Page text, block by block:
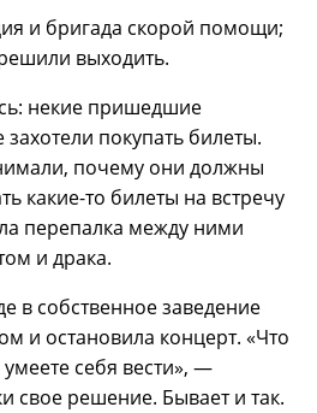
и бригада скорой помощи;
выходить.
некие пришедшие
покупать билеты.
почему они должны
какие-то билеты на встречу
перепалка между ними
и драка.
в собственное заведение
и остановила концерт. «Что
себя вести», —
свое решение. Бывает и так.